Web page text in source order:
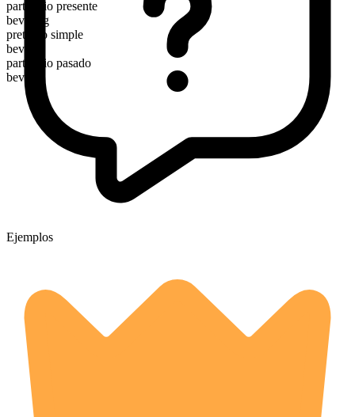
participio presente
beveling
pretérito simple
beveled
participio pasado
beveled
Ejemplos